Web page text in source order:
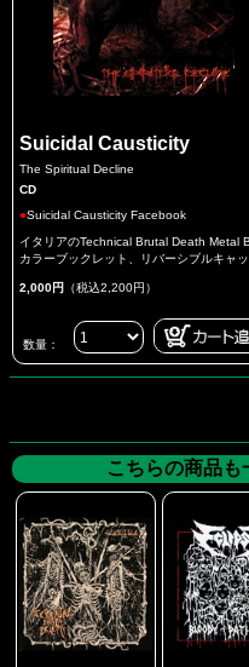
Suicidal Causticity
The Spiritual Decline
CD
●Suicidal Causticity Facebook
イタリアのTechnical Brutal Death Metal
カラーブックレット、リバーシブルキャ
2,000円 （税込2,200円）
数量：
こちらの商品も